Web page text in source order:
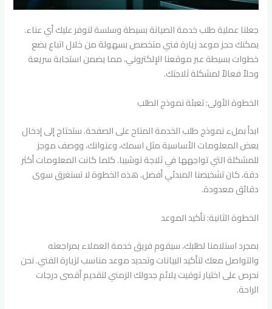
جعلنا عملية طلب خدمة الصيانة بسيطة وسلسة لنوفر عليك أي عناء.
يمكنك حجز موعد زيارة فني متخصص بسهولة من خلال اتباع بضع
خطوات بسيطة عبر موقعنا الإلكتروني، مما يضمن استجابة سريعة
وحلاً فعالاً لمشكلة ثلاجتك.
الخطوة الأولى: تعبئة نموذج الطلب
ابدأ بملء نموذج طلب الخدمة المتاح على الصفحة. ستحتاج إلى إدخال
بعض المعلومات الأساسية مثل اسمك، وعنوانك، ووصف موجز
للمشكلة التي تواجهها في ثلاجة توشيبا. كلما كانت المعلومات أكثر
دقة، كان تشخيصنا المبدئي أفضل. هذه الخطوة لا تستغرق سوى
دقائق معدودة.
الخطوة الثانية: تأكيد الموعد
بمجرد استلامنا لطلبك، سيقوم فريق خدمة العملاء بمراجعته
والتواصل معك لتأكيد البيانات وتحديد موعد مناسب لزيارة الفني. نحن
نحرص على اختيار توقيت يلائم جدولك الزمني لتقديم أقصى درجات
الراحة.